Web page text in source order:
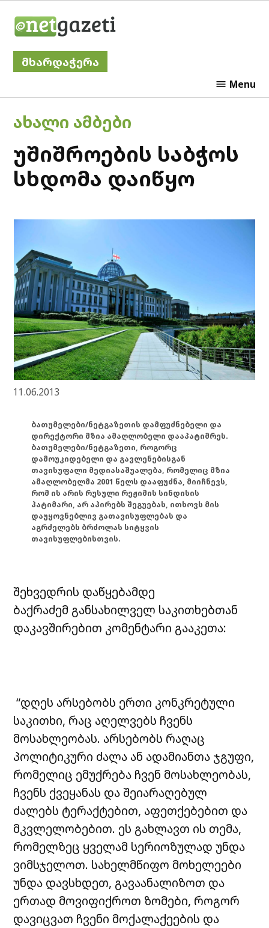
მხარდაჭერა
Menu
POSTED
IN
ᲐᲮᲐᲚᲘ ᲐᲛᲑᲔᲑᲘ
უშიშროების საბჭოს
სხდომა დაიწყო
11.06.2013
ბათუმელები/ნეტგაზეთის დამფუძნებელი და
დირექტორი მზია ამაღლობელი დააპატიმრეს.
ბათუმელები/ნეტგაზეთი, როგორც
დამოუკიდებელი და გავლენებისგან
თავისუფალი მედიასაშუალება, რომელიც მზია
ამაღლობელმა 2001 წელს დააფუძნა, მიიჩნევს,
რომ ის არის რუსული რეჟიმის სინდისის
პატიმარი, არ აპირებს შეგუებას, ითხოვს მის
დაუყოვნებლივ გათავისუფლებას და
აგრძელებს ბრძოლას სიტყვის
თავისუფლებისთვის.
შეხვედრის დაწყებამდე
ბაქრაძემ განსახილველ საკითხებთან
დაკავშირებით კომენტარი გააკეთა:
“დღეს არსებობს ერთი კონკრეტული
საკითხი, რაც აღელვებს ჩვენს
მოსახლეობას. არსებობს რაღაც
პოლიტიკური ძალა ან ადამიანთა ჯგუფი,
რომელიც ემუქრება ჩვენ მოსახლეობას,
ჩვენს ქვეყანას და შეიარაღებულ
ძალებს ტერაქტებით, აფეთქებებით და
მკვლელობებით. ეს გახლავთ ის თემა,
რომელზეც ყველამ სერიოზულად უნდა
ვიმსჯელოთ. სახელმწიფო მოხელეები
უნდა დავსხდეთ, გავაანალიზოთ და
ერთად მოვიფიქროთ ზომები, როგორ
დავიცვათ ჩვენი მოქალაქეების და